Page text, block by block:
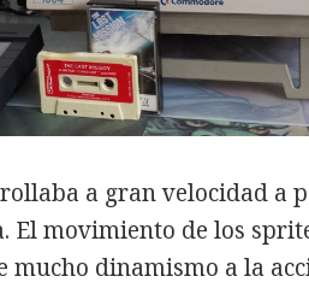
a gran velocidad a
El movimiento de los
dinamismo a la